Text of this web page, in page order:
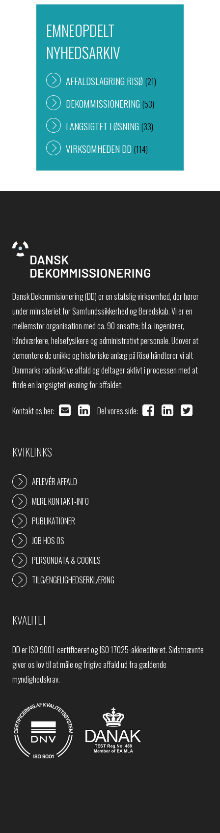
EMNEOPDELT
NYHEDSARKIV
AFFALDSLAGRING RISØ (21)
DEKOMMISSIONERING (53)
LANGSIGTET LØSNING (33)
VIRKSOMHEDEN DD (114)
Dansk Dekommisionering (DD) er en statslig virksomhed, der hører
under ministeriet for Samfundssikkerhed og Beredskab. Vi er en
mellemstor organisation med ca. 90 ansatte; bl.a. ingeniører,
håndværkere, helsefysikere og administrativt personale. Udover at
demontere de unikke og historiske anlæg på Risø håndterer vi alt
Danmarks radioaktive affald og deltager aktivt i processen med at
finde en langsigtet løsning for affaldet.
Kontakt os her: Del vores side:
KVIKLINKS
AFLEVÉR AFFALD
MERE KONTAKT-INFO
PUBLIKATIONER
JOB HOS OS
PERSONDATA & COOKIES
TILGÆNGELIGHEDSERKLÆRING
KVALITET
DD er ISO 9001-certificeret og ISO 17025-akkrediteret. Sidstnævnte
giver os lov til at måle og frigive affald ud fra gældende
myndighedskrav.